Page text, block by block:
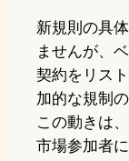
新規則の具
ませんが、
契約をリス
加的な規制
この動きは
市場参加者